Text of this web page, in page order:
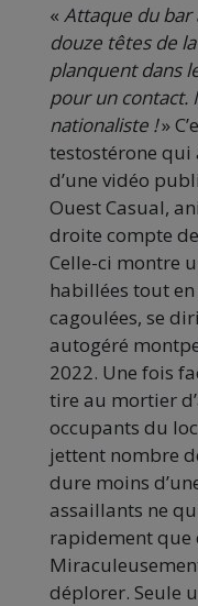
« Attaque du bar
douze têtes de
planquent dans
pour un contact.
nationaliste !»
testostérone
d’une vidéo
Ouest Casual,
droite compte
Celle-ci montre
habillées tout
cagoulées, se
autogéré
2022. Une fois
tire au mortier
occupants du
jettent nombre
dure moins
assaillants ne
rapidement que
déplorer. Seule